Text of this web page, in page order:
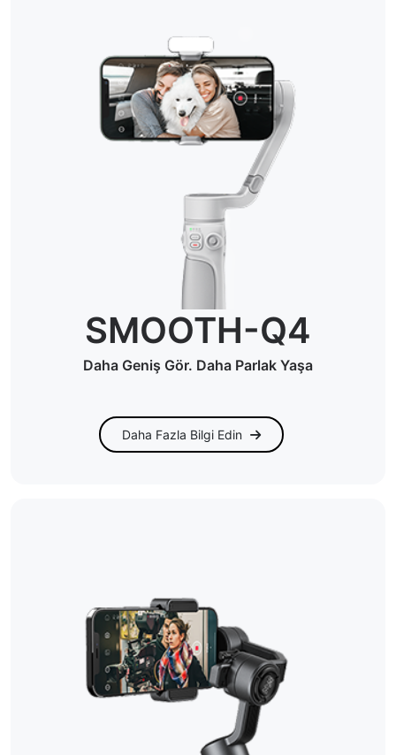
SMOOTH-Q4
Daha Geniş Gör. Daha Parlak Yaşa
Daha Fazla Bilgi Edin